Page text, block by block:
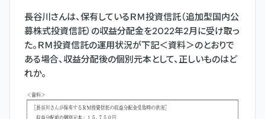
長谷川さんは、保有しているＲＭ投資信託（追加型国内公
募株式投資信託）の収益分配金を2022年2月に受け取っ
た。ＲＭ投資信託の運用状況が下記＜資料＞のとおりで
ある場合、収益分配後の個別元本として、正しいものはど
れか。